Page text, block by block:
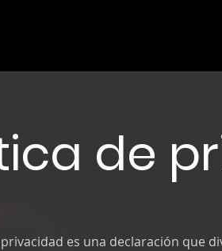
de
es una declaración que